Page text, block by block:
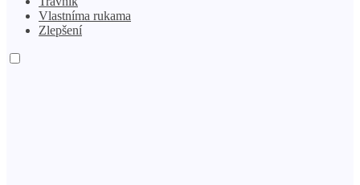
Vlastníma rukama
Zlepšení